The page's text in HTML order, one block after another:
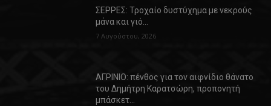
ΣΕΡΡΕΣ: Τροχαίο δυστύχημα με νεκρούς
μάνα και γιό…
7 Αυγούστου, 2026
ΑΓΡΙΝΙΟ: πένθος για τον αιφνίδιο θάνατο
του Δημήτρη Καρατσώρη, προπονητή
μπάσκετ…